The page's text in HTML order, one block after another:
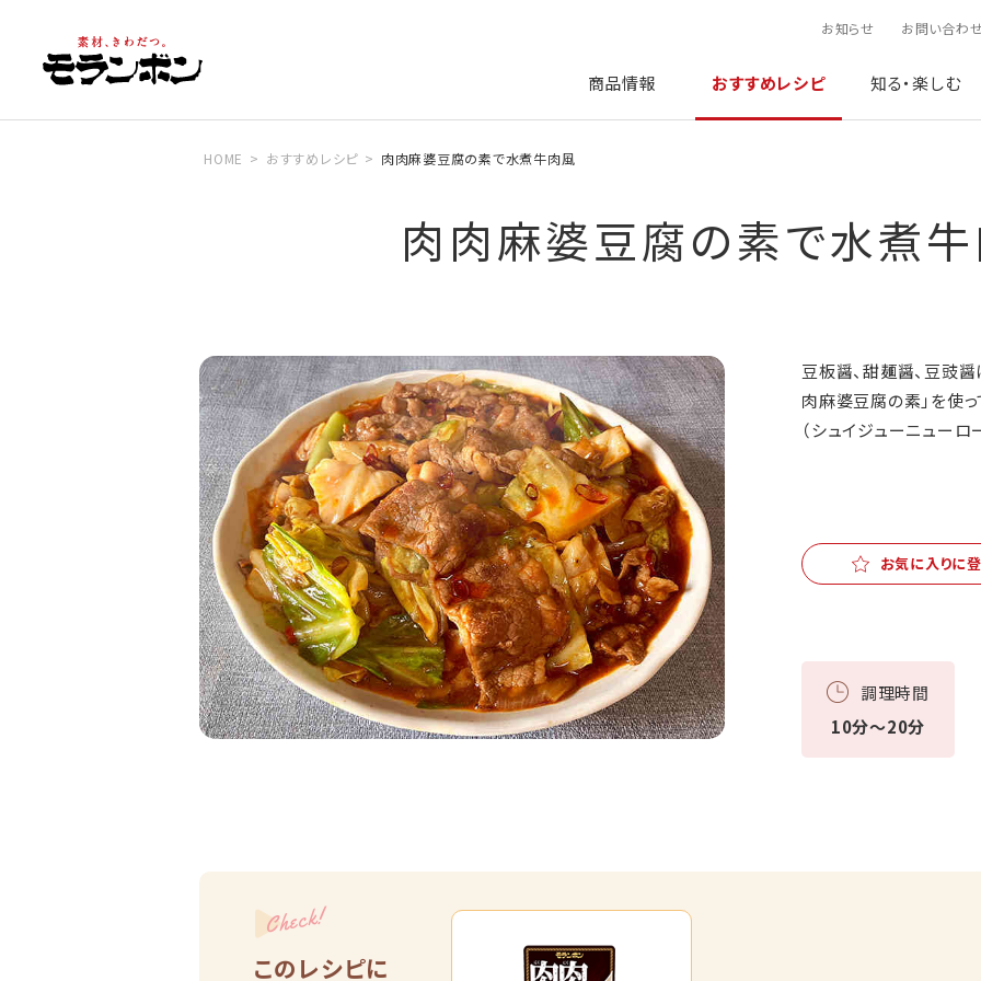
お知らせ お問い合わ
商品情報 おすすめレシピ 知る・楽しむ
HOME おすすめレシピ 肉肉麻婆豆腐の素で水煮牛肉風
肉肉麻婆豆腐の素で水煮
豆板醤、甜麺醤、豆豉
肉麻婆豆腐の素」を使
（シュイジューニューロ
お気に入りに
調理時間
10分～20分
Check!
このレシピに